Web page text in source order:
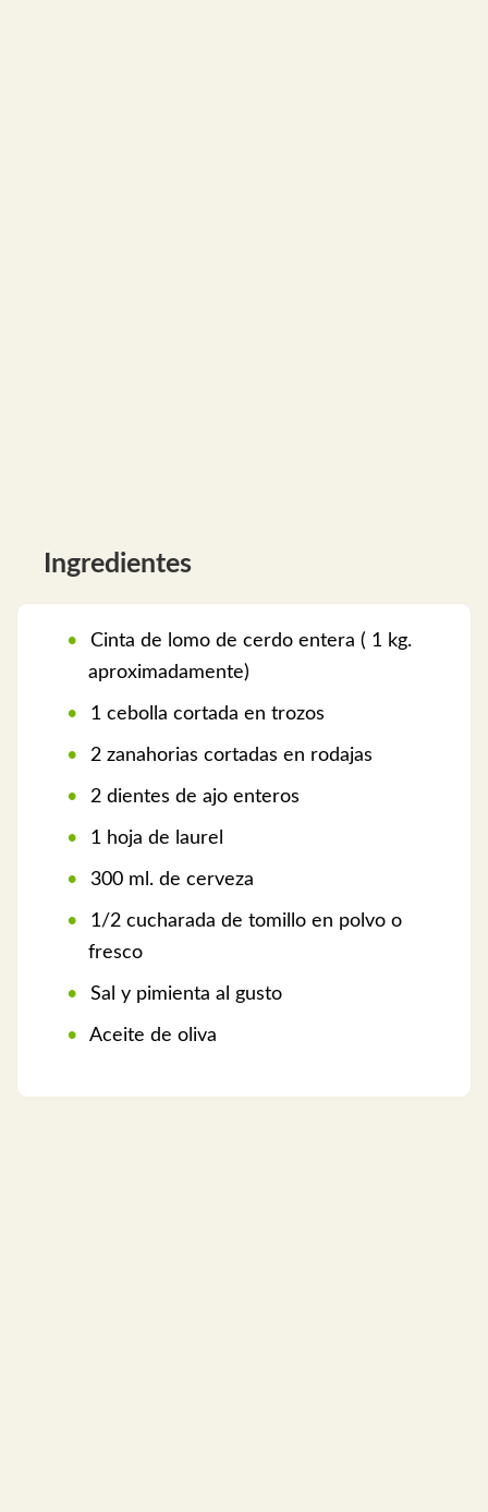
Ingredientes
Cinta de lomo de cerdo entera ( 1 kg.
aproximadamente)
1 cebolla cortada en trozos
2 zanahorias cortadas en rodajas
2 dientes de ajo enteros
1 hoja de laurel
300 ml. de cerveza
1/2 cucharada de tomillo en polvo o
fresco
Sal y pimienta al gusto
Aceite de oliva